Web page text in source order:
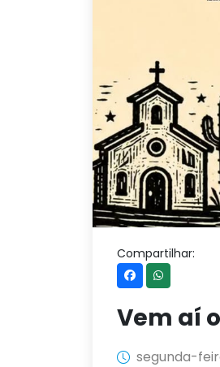
Compartilhar:
Vem aí
segunda-